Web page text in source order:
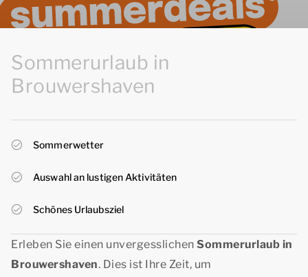
Sommerurlaub in
Brouwershaven
Sommerwetter
Auswahl an lustigen Aktivitäten
Schönes Urlaubsziel
Erleben Sie einen unvergesslichen Sommerurlaub in
Brouwershaven. Dies ist Ihre Zeit, um